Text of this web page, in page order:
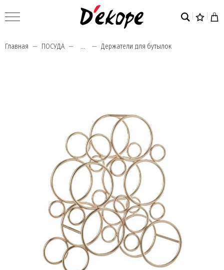
Главная ПОСУДА ... Держатели для бутылок